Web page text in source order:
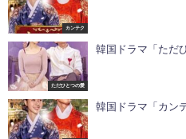
カンテク
ただひとつの愛
韓国ドラマ「ただ
韓国ドラマ「カン